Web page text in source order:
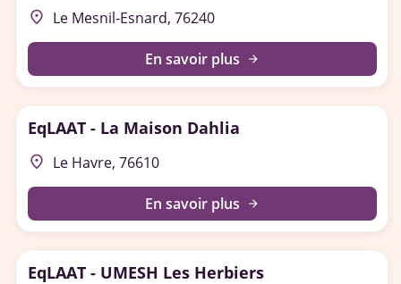
place Le Mesnil-Esnard, 76240
En savoir plus arrow_forward
EqLAAT - La Maison Dahlia
place Le Havre, 76610
En savoir plus arrow_forward
EqLAAT - UMESH Les Herbiers